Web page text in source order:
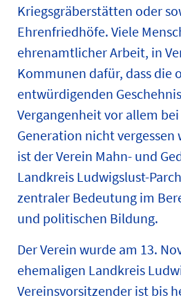
Kriegsgräberstätten oder
Ehrenfriedhöfe. Viele
ehrenamtlicher Arbeit, in
Kommunen dafür, dass die
entwürdigenden
Vergangenheit vor allem
Generation nicht vergessen
ist der Verein Mahn- und
Landkreis Ludwigslust-
zentraler Bedeutung im
und politischen Bildung.
Der Verein wurde am 13.
ehemaligen Landkreis
Vereinsvorsitzender ist bis